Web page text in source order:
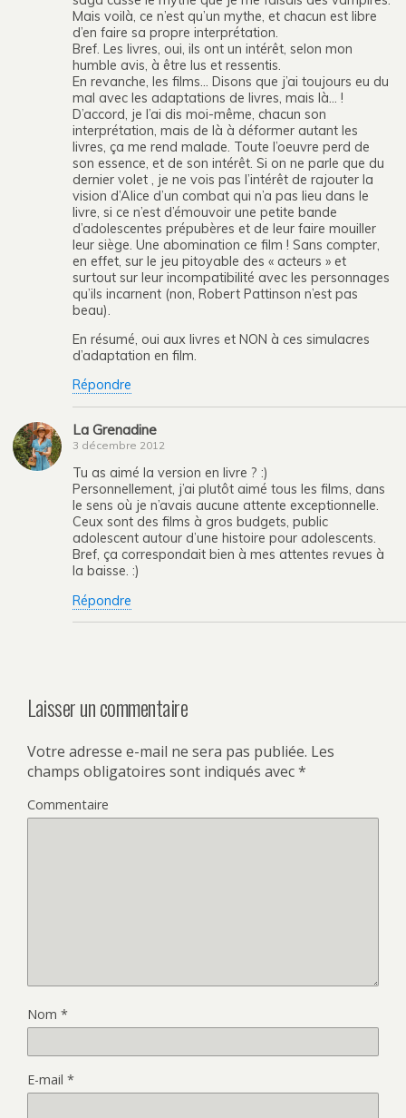
Mais voilà, ce n’est qu’un mythe, et chacun est libre
d’en faire sa propre interprétation.
Bref. Les livres, oui, ils ont un intérêt, selon mon
humble avis, à être lus et ressentis.
En revanche, les films… Disons que j’ai toujours eu du
mal avec les adaptations de livres, mais là… !
D’accord, je l’ai dis moi-même, chacun son
interprétation, mais de là à déformer autant les
livres, ça me rend malade. Toute l’oeuvre perd de
son essence, et de son intérêt. Si on ne parle que du
dernier volet , je ne vois pas l’intérêt de rajouter la
vision d’Alice d’un combat qui n’a pas lieu dans le
livre, si ce n’est d’émouvoir une petite bande
d’adolescentes prépubères et de leur faire mouiller
leur siège. Une abomination ce film ! Sans compter,
en effet, sur le jeu pitoyable des « acteurs » et
surtout sur leur incompatibilité avec les personnages
qu’ils incarnent (non, Robert Pattinson n’est pas
beau).
En résumé, oui aux livres et NON à ces simulacres
d’adaptation en film.
Répondre
La Grenadine
3 décembre 2012
Tu as aimé la version en livre ? :)
Personnellement, j’ai plutôt aimé tous les films, dans
le sens où je n’avais aucune attente exceptionnelle.
Ceux sont des films à gros budgets, public
adolescent autour d’une histoire pour adolescents.
Bref, ça correspondait bien à mes attentes revues à
la baisse. :)
Répondre
Laisser un commentaire
Votre adresse e-mail ne sera pas publiée. Les
champs obligatoires sont indiqués avec*
Commentaire
Nom *
E-mail *